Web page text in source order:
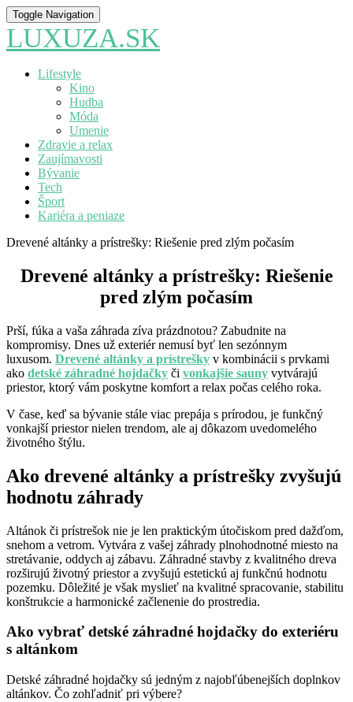
Toggle Navigation
LUXUZA.SK
Lifestyle
Kino
Hudba
Móda
Umenie
Zdravie a relax
Zaujímavosti
Bývanie
Tech
Šport
Kariéra a peniaze
Drevené altánky a prístrešky: Riešenie pred zlým počasím
Drevené altánky a prístrešky: Riešenie
pred zlým počasím
Prší, fúka a vaša záhrada zíva prázdnotou? Zabudnite na
kompromisy. Dnes už exteriér nemusí byť len sezónnym
luxusom. Drevené altánky a prístrešky v kombinácii s prvkami
ako detské záhradné hojdačky či vonkajšie sauny vytvárajú
priestor, ktorý vám poskytne komfort a relax počas celého roka.
V čase, keď sa bývanie stále viac prepája s prírodou, je funkčný
vonkajší priestor nielen trendom, ale aj dôkazom uvedomelého
životného štýlu.
Ako drevené altánky a prístrešky zvyšujú
hodnotu záhrady
Altánok či prístrešok nie je len praktickým útočiskom pred dažďom,
snehom a vetrom. Vytvára z vašej záhrady plnohodnotné miesto na
stretávanie, oddych aj zábavu. Záhradné stavby z kvalitného dreva
rozširujú životný priestor a zvyšujú estetickú aj funkčnú hodnotu
pozemku. Dôležité je však myslieť na kvalitné spracovanie, stabilitu
konštrukcie a harmonické začlenenie do prostredia.
Ako vybrať detské záhradné hojdačky do exteriéru
s altánkom
Detské záhradné hojdačky sú jedným z najobľúbenejších doplnkov
altánkov. Čo zohľadniť pri výbere?